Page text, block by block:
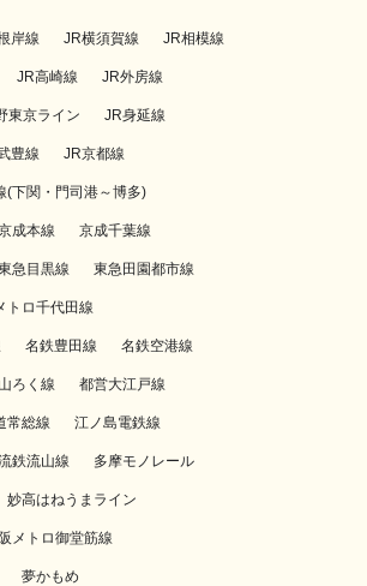
岸線 JR横須賀線 JR相模線
JR高崎線 JR外房線
東京ライン JR身延線
豊線 JR京都線
(下関・門司港～博多)
成本線 京成千葉線
急目黒線 東急田園都市線
トロ千代田線
名鉄豊田線 名鉄空港線
ろく線 都営大江戸線
常総線 江ノ島電鉄線
鉄流山線 多摩モノレール
妙高はねうまライン
メトロ御堂筋線
夢かもめ